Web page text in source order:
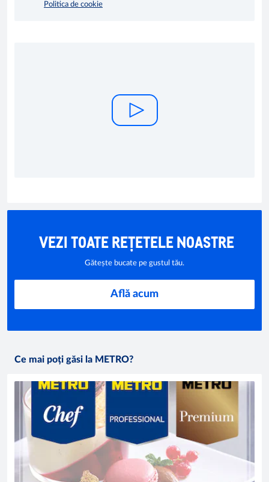
Politica de cookie
VEZI TOATE REȚETELE NOASTRE
Gătește bucate pe gustul tău.
Află acum
Ce mai poți găsi la METRO?